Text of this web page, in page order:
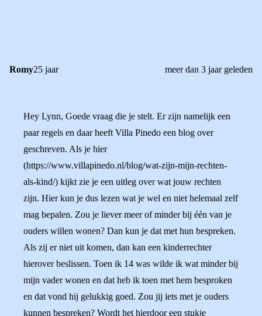
Romy25 jaar meer dan 3 jaar geleden
Hey Lynn, Goede vraag die je stelt. Er zijn namelijk een
paar regels en daar heeft Villa Pinedo een blog over
geschreven. Als je hier
(https://www.villapinedo.nl/blog/wat-zijn-mijn-rechten-
als-kind/) kijkt zie je een uitleg over wat jouw rechten
zijn. Hier kun je dus lezen wat je wel en niet helemaal zelf
mag bepalen. Zou je liever meer of minder bij één van je
ouders willen wonen? Dan kun je dat met hun bespreken.
Als zij er niet uit komen, dan kan een kinderrechter
hierover beslissen. Toen ik 14 was wilde ik wat minder bij
mijn vader wonen en dat heb ik toen met hem besproken
en dat vond hij gelukkig goed. Zou jij iets met je ouders
kunnen bespreken? Wordt het hierdoor een stukje